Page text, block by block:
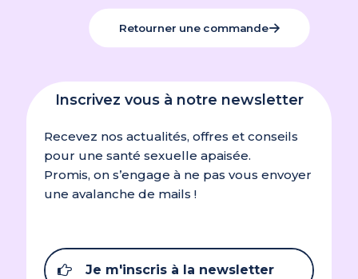
Retourner une commande
Inscrivez vous à notre newsletter
Recevez nos actualités, offres et conseils
pour une santé sexuelle apaisée.
Promis, on s’engage à ne pas vous envoyer
une avalanche de mails !
Je m'inscris à la newsletter